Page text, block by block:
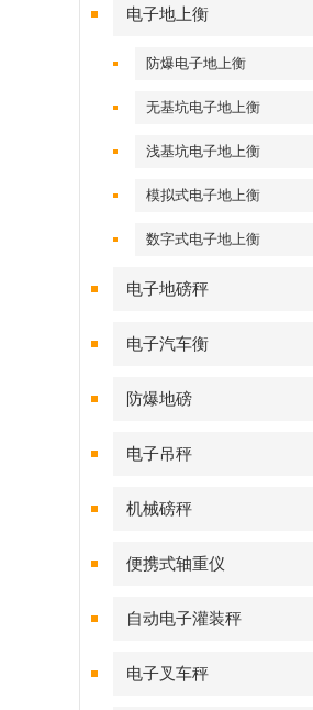
电子地上衡
防爆电子地上衡
无基坑电子地上衡
浅基坑电子地上衡
模拟式电子地上衡
数字式电子地上衡
电子地磅秤
电子汽车衡
防爆地磅
电子吊秤
机械磅秤
便携式轴重仪
自动电子灌装秤
电子叉车秤